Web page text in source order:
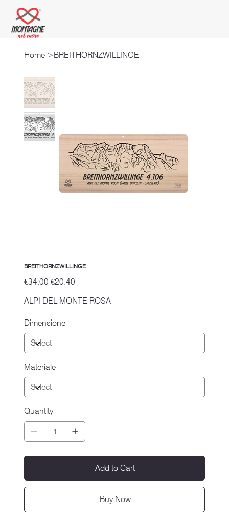
Home >BREITHORNZWILLINGE
BREITHORNZWILLINGE
Original
price
€34.00
Sale
price
€20.40
ALPI DEL MONTE ROSA
Dimensione
Materiale
Quantity
Add to Cart
Buy Now